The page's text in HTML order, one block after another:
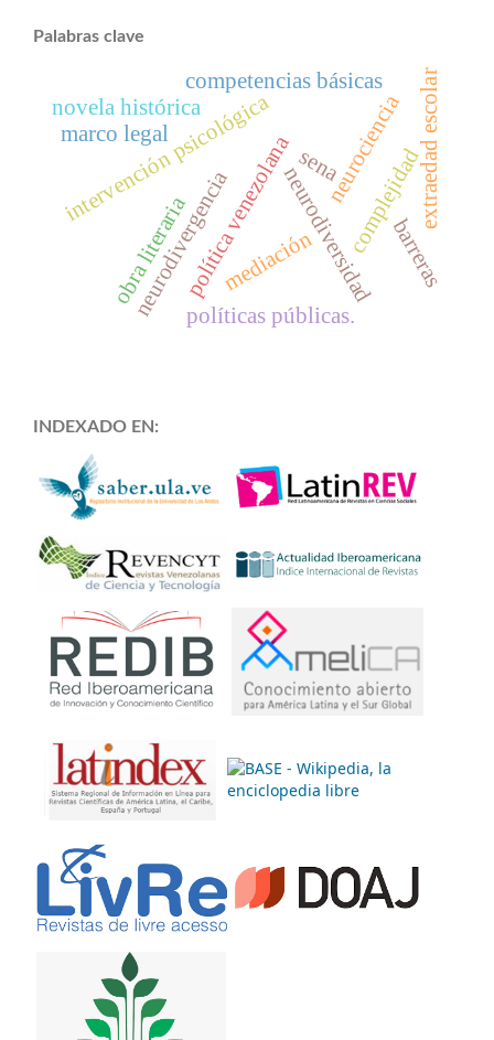
Palabras clave
intervención psicológica
política venezolana
neurodivergencia neurodiversidad
competencias básicas
neurociencia
mediación
novela histórica
obra literaria complejidad
sena
marco legal extraedad escolar
barreras
políticas públicas.
INDEXADO EN: